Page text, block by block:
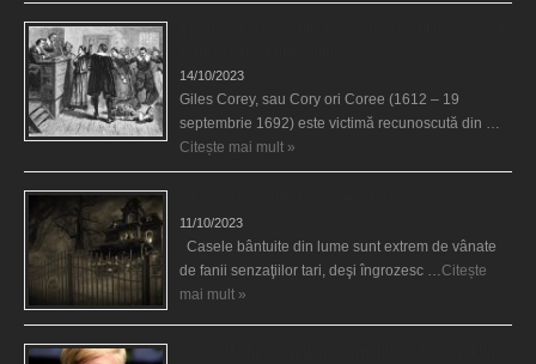
14/10/2023
Giles Corey, sau Cory ori Coree (1612 – 19
septembrie 1692) este victimă recunoscută din …
Citește mai mult »
11/10/2023
Casele bântuite din lume sunt extrem de vânate
de fanii senzaţiilor tari, deşi îngrozesc …Citește
mai mult »